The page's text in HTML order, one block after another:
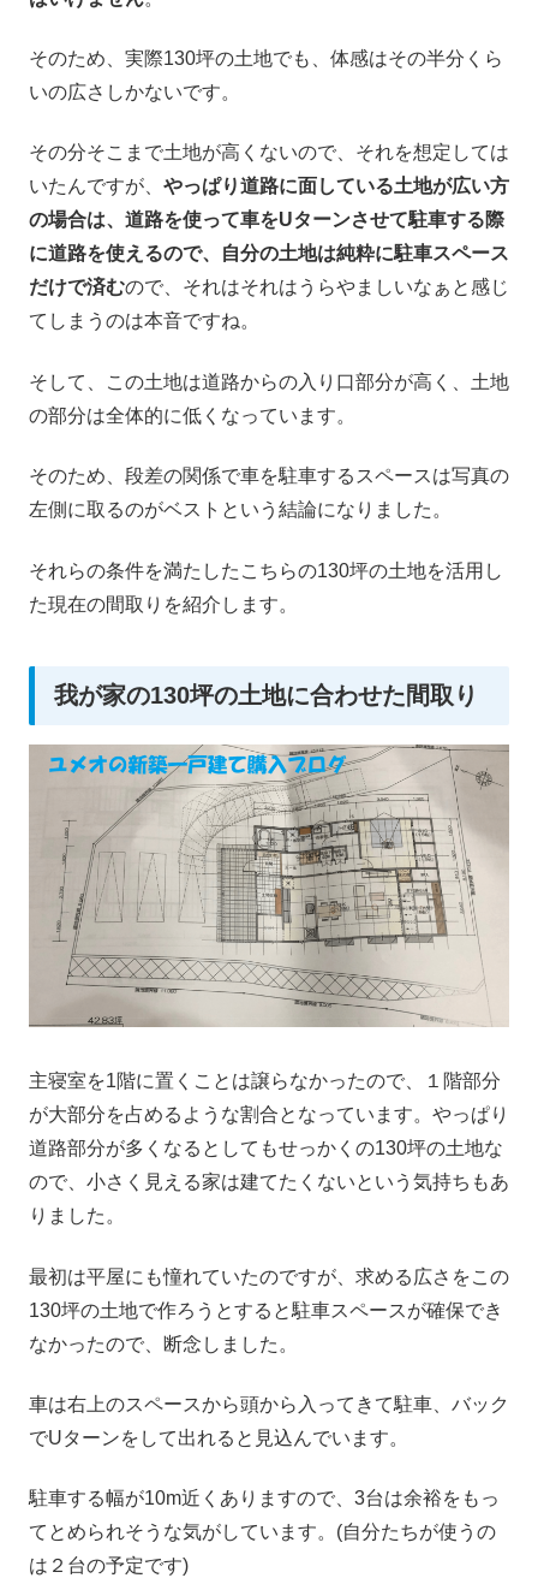
そのため、実際130坪の土地でも、体感はその半分くら
いの広さしかないです。
その分そこまで土地が高くないので、それを想定しては
いたんですが、 やっぱり道路に面している土地が広い方
の場合は、道路を使って車をUターンさせて駐車する際
に道路を使えるので、自分の土地は純粋に駐車スペース
だけで済むので、それはそれはうらやましいなぁと感じ
てしまうのは本音ですね。
そして、この土地は道路からの入り口部分が高く、土地
の部分は全体的に低くなっています。
そのため、段差の関係で車を駐車するスペースは写真の
左側に取るのがベストという結論になりました。
それらの条件を満たしたこちらの130坪の土地を活用し
た現在の間取りを紹介します。
我が家の130坪の土地に合わせた間取り
主寝室を1階に置くことは譲らなかったので、１階部分
が大部分を占めるような割合となっています。やっぱり
道路部分が多くなるとしてもせっかくの130坪の土地な
ので、小さく見える家は建てたくないという気持ちもあ
りました。
最初は平屋にも憧れていたのですが、求める広さをこの
130坪の土地で作ろうとすると駐車スペースが確保でき
なかったので、断念しました。
車は右上のスペースから頭から入ってきて駐車、バック
でUターンをして出れると見込んでいます。
駐車する幅が10m近くありますので、3台は余裕をもっ
てとめられそうな気がしています。(自分たちが使うの
は２台の予定です)